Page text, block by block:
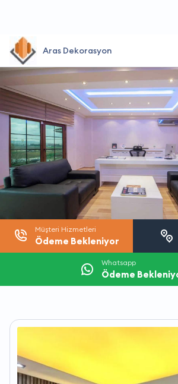
Aras Dekorasyon
Müşteri Hizmetleri
Ödeme Bekleniyor
Whatsapp
Ödeme